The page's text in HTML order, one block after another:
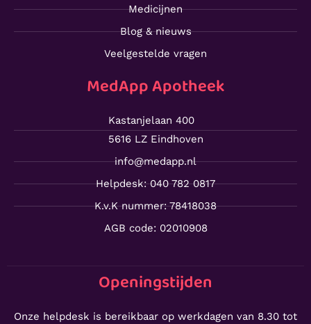
Medicijnen
Blog & nieuws
Veelgestelde vragen
MedApp Apotheek
Kastanjelaan 400
5616 LZ Eindhoven
info@medapp.nl
Helpdesk: 040 782 0817
K.v.K nummer: 78418038
AGB code: 02010908
Openingstijden
Onze helpdesk is bereikbaar op werkdagen van 8.30 tot